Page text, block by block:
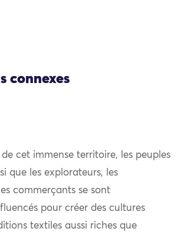
connexes
de cet immense territoire, les peuples
que les explorateurs, les
commerçants se sont
pour créer des cultures
textiles aussi riches que